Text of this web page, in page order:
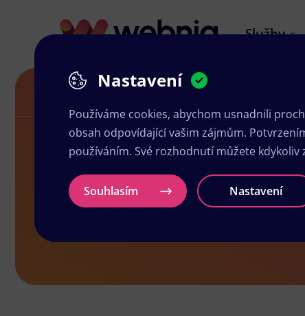
Služby
Akční letáky v Meziboří
Akční
Nastavení
Používáme cookies, abychom usnadnili
obsah odpovídající vašim zájmům.
používáním. Své rozhodnutí můžete kdykoliv
Souhlasím Nastavení